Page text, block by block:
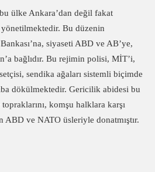
ülke Ankara’dan değil fakat
Bu düzenin
siyaseti ABD ve AB’ye,
bağlıdır. Bu rejimin polisi, MİT’i,
sendika ağaları sistemli biçimde
dökülmektedir. Gericilik abidesi bu
komşu halklara karşı
ABD ve NATO üsleriyle donatmıştır.